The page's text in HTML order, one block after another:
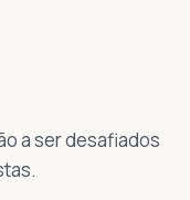
a ser desafiados